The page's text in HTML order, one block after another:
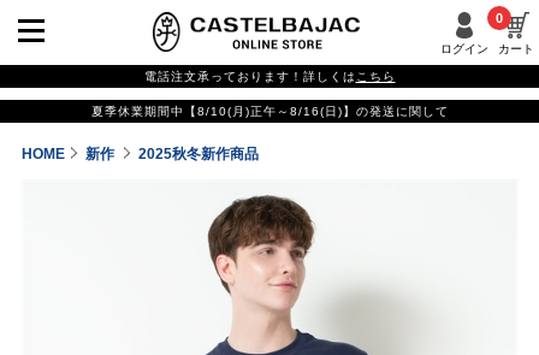
ログイン カート
0
電話注文承っております！詳しくは こちら
夏季休業期間中【8/10(月)正午～8/16(日)】の発送に関して
HOME 新作 2025秋冬新作商品